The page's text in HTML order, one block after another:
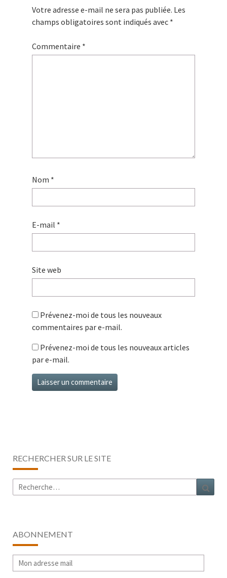
Votre adresse e-mail ne sera pas publiée. Les
champs obligatoires sont indiqués avec *
Commentaire *
Nom *
E-mail *
Site web
Prévenez-moi de tous les nouveaux
commentaires par e-mail.
Prévenez-moi de tous les nouveaux articles
par e-mail.
RECHERCHER SUR LE SITE
Rechercher :
ABONNEMENT
Mon
adresse